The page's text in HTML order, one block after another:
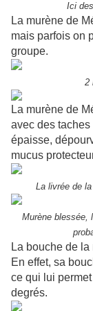
Ici
La murène de
mais parfois on
groupe.
2
La murène de
avec des
épaisse,
mucus
La livrée de
Murène blessée,
La bouche de
En effet, sa
ce qui lui
degrés.